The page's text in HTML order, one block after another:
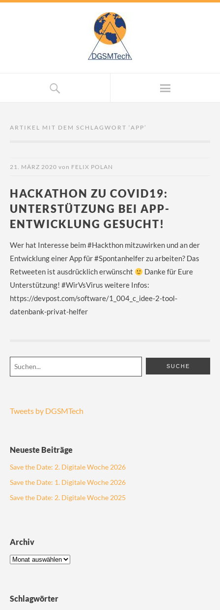
ARTIKEL MIT DEM SCHLAGWORT ‘APP’
21. MÄRZ 2020 von FELIX POLAN
HACKATHON ZU COVID19:
UNTERSTÜTZUNG BEI APP-
ENTWICKLUNG GESUCHT!
Wer hat Interesse beim #Hackthon mitzuwirken und an der
Entwicklung einer App für #Spontanhelfer zu arbeiten? Das
Retweeten ist ausdrücklich erwünscht
Danke für Eure
Unterstützung! #WirVsVirus weitere Infos:
https://devpost.com/software/1_004_c_idee-2-tool-
datenbank-privat-helfer
Tweets by DGSMTech
Neueste Beiträge
Save the Date: 2. Digitale Woche 2026
Save the Date: 1. Digitale Woche 2026
Save the Date: 2. Digitale Woche 2025
Archiv
Schlagwörter